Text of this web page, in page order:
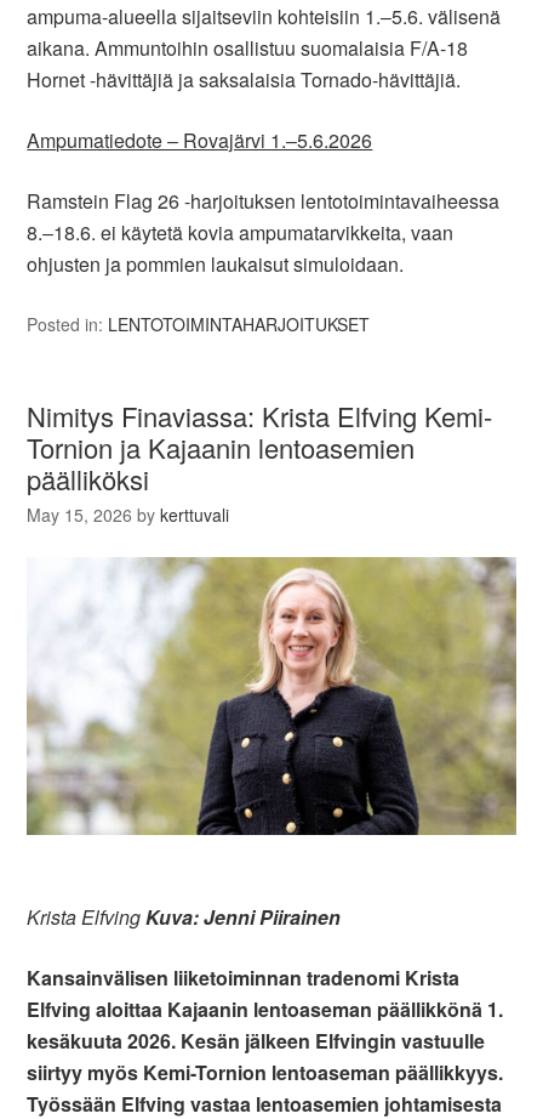
ampuma-alueella sijaitseviin kohteisiin 1.‒5.6. välisenä
aikana. Ammuntoihin osallistuu suomalaisia F/A-18
Hornet -hävittäjiä ja saksalaisia Tornado-hävittäjiä.
Ampumatiedote ‒ Rovajärvi 1.‒5.6.2026
Ramstein Flag 26 -harjoituksen lentotoimintavaiheessa
8.‒18.6. ei käytetä kovia ampumatarvikkeita, vaan
ohjusten ja pommien laukaisut simuloidaan.
Posted in: LENTOTOIMINTAHARJOITUKSET
Nimitys Finaviassa: Krista Elfving Kemi-
Tornion ja Kajaanin lentoasemien
päälliköksi
May 15, 2026 bykerttuvali
Krista ElfvingKuva: Jenni Piirainen
Kansainvälisen liiketoiminnan tradenomi Krista
Elfving aloittaa Kajaanin lentoaseman päällikkönä 1.
kesäkuuta 2026. Kesän jälkeen Elfvingin vastuulle
siirtyy myös Kemi-Tornion lentoaseman päällikkyys.
Työssään Elfving vastaa lentoasemien johtamisesta